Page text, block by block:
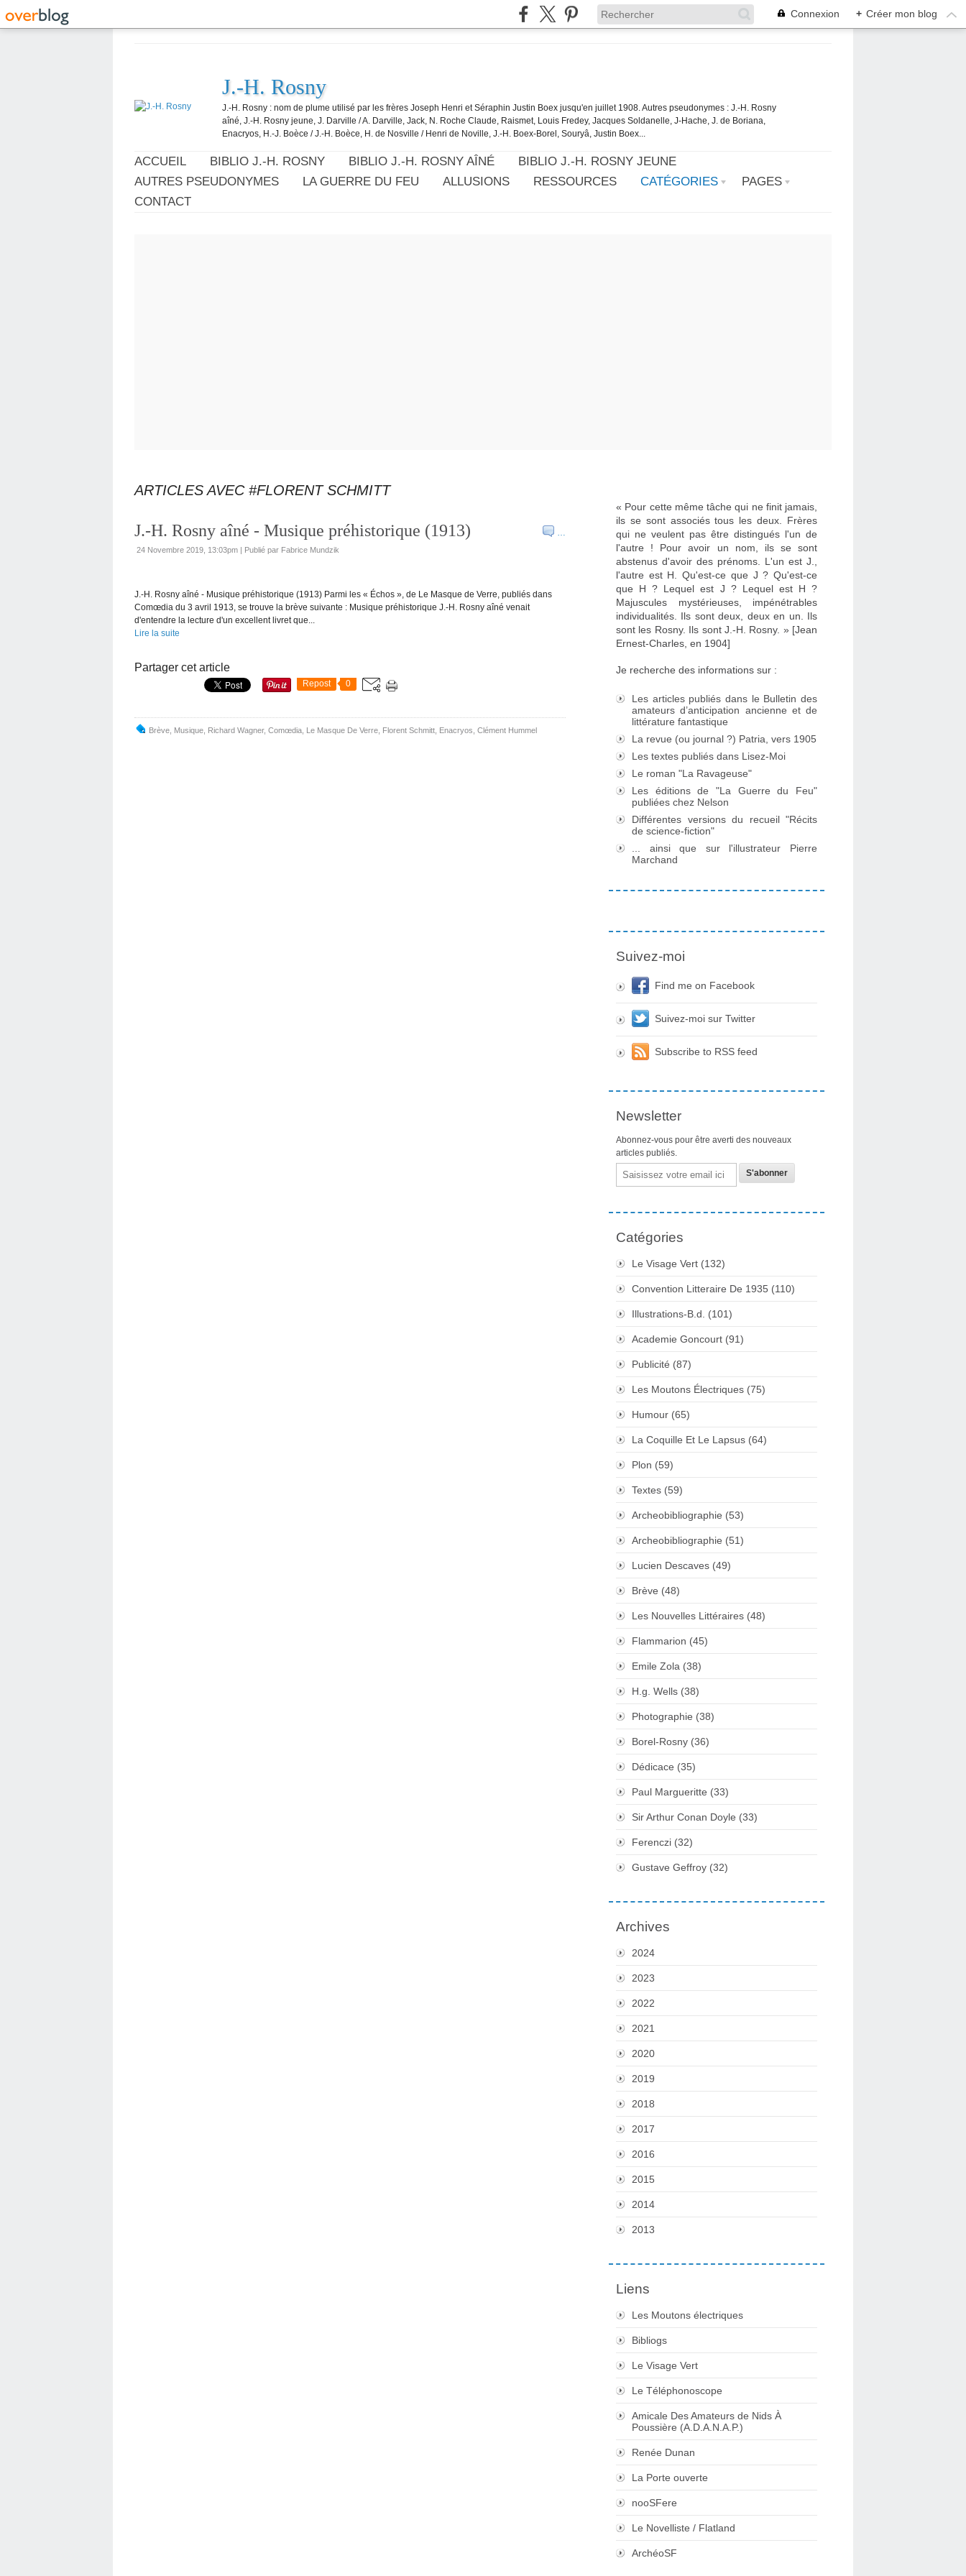
Connexion + Créer mon blog
J.-H. Rosny
J.-H. Rosny : nom de plume utilisé par les frères Joseph Henri et Séraphin Justin Boex jusqu'en juillet 1908. Autres pseudonymes : J.-H. Rosny
aîné, J.-H. Rosny jeune, J. Darville / A. Darville, Jack, N. Roche Claude, Raismet, Louis Fredey, Jacques Soldanelle, J-Hache, J. de Boriana,
Enacryos, H.-J. Boèce / J.-H. Boèce, H. de Nosville / Henri de Noville, J.-H. Boex-Borel, Souryâ, Justin Boex...
ACCUEIL BIBLIO J.-H. ROSNY BIBLIO J.-H. ROSNY AÎNÉ
BIBLIO J.-H. ROSNY JEUNE
AUTRES PSEUDONYMES
LA GUERRE DU FEU ALLUSIONS RESSOURCES CATÉGORIES
PAGES
CONTACT
ARTICLES AVEC #FLORENT SCHMITT
…
J.-H. Rosny aîné - Musique préhistorique (1913)
24 Novembre 2019, 13:03pm | Publié par Fabrice Mundzik
J.-H. Rosny aîné - Musique préhistorique (1913) Parmi les « Échos », de Le Masque de Verre, publiés dans
Comœdia du 3 avril 1913, se trouve la brève suivante : Musique préhistorique J.-H. Rosny aîné venait
d'entendre la lecture d'un excellent livret que...
Lire la suite
Partager cet article
Repost 0
Brève Musique Richard Wagner, Comœdia Le Masque De Verre Florent Schmitt Enacryos Clément Hummel
« Pour cette même tâche qui ne finit jamais,
ils se sont associés tous les deux. Frères
qui ne veulent pas être distingués l'un de
l'autre ! Pour avoir un nom, ils se sont
abstenus d'avoir des prénoms. L'un est J.,
l'autre est H. Qu'est-ce que J ? Qu'est-ce
que H ? Lequel est J ? Lequel est H ?
Majuscules mystérieuses, impénétrables
individualités. Ils sont deux, deux en un. Ils
sont les Rosny. Ils sont J.-H. Rosny. » [Jean
Ernest-Charles, en 1904]
Je recherche des informations sur :
Les articles publiés dans le Bulletin des
amateurs d’anticipation ancienne et de
littérature fantastique
La revue (ou journal ?) Patria, vers 1905
Les textes publiés dans Lisez-Moi
Le roman "La Ravageuse"
Les éditions de "La Guerre du Feu"
publiées chez Nelson
Différentes versions du recueil "Récits
de science-fiction"
... ainsi que sur l'illustrateur Pierre
Marchand
Suivez-moi
Find me on Facebook
Suivez-moi sur Twitter
Subscribe to RSS feed
Newsletter
Abonnez-vous pour être averti des nouveaux
articles publiés.
Email
Catégories
Le Visage Vert (132)
Convention Litteraire De 1935 (110)
Illustrations-B.d. (101)
Academie Goncourt (91)
Publicité (87)
Les Moutons Électriques (75)
Humour (65)
La Coquille Et Le Lapsus (64)
Plon (59)
Textes (59)
Archeobibliographie (53)
Archeobibliographie (51)
Lucien Descaves (49)
Brève (48)
Les Nouvelles Littéraires (48)
Flammarion (45)
Emile Zola (38)
H.g. Wells (38)
Photographie (38)
Borel-Rosny (36)
Dédicace (35)
Paul Margueritte (33)
Sir Arthur Conan Doyle (33)
Ferenczi (32)
Gustave Geffroy (32)
Archives
2024
2023
2022
2021
2020
2019
2018
2017
2016
2015
2014
2013
Liens
Les Moutons électriques
Bibliogs
Le Visage Vert
Le Téléphonoscope
Amicale Des Amateurs de Nids À
Poussière (A.D.A.N.A.P.)
Renée Dunan
La Porte ouverte
nooSFere
Le Novelliste / Flatland
ArchéoSF